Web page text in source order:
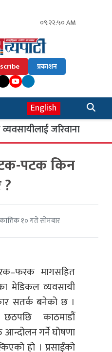
०९:२२:५१ AM
प्रकाशन
English
जरिवाना
पटक किन
१० गते सोमबार
मागसहित
मेडिकल व्यवसायी
सतर्क बनेको छ ।
काठमाडौं
आन्दोलन गर्ने घोषणा
हो । प्रसाईंको